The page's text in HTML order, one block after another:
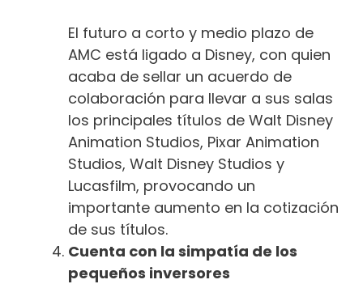
El futuro a corto y medio plazo de
AMC está ligado a Disney, con quien
acaba de sellar un acuerdo de
colaboración para llevar a sus salas
los principales títulos de Walt Disney
Animation Studios, Pixar Animation
Studios, Walt Disney Studios y
Lucasfilm, provocando un
importante aumento en la cotización
de sus títulos.
Cuenta con la simpatía de los
pequeños inversores